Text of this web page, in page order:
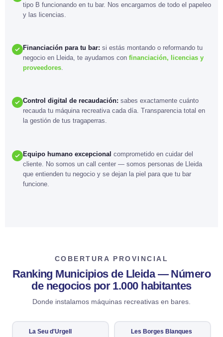
tipo B funcionando en tu bar. Nos encargamos de todo el papeleo
y las licencias.
Financiación para tu bar: si estás montando o reformando tu
negocio en Lleida, te ayudamos con financiación, licencias y
proveedores.
Control digital de recaudación: sabes exactamente cuánto
recauda tu máquina recreativa cada día. Transparencia total en
la gestión de tus tragaperras.
Equipo humano excepcional comprometido en cuidar del
cliente. No somos un call center — somos personas de Lleida
que entienden tu negocio y se dejan la piel para que tu bar
funcione.
COBERTURA PROVINCIAL
Ranking Municipios de Lleida — Número
de negocios por 1.000 habitantes
Donde instalamos máquinas recreativas en bares.
La Seu d'Urgell Les Borges Blanques